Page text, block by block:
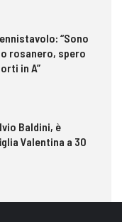
“Sono
rosanero, spero
in A”
Baldini, è
Valentina a 30